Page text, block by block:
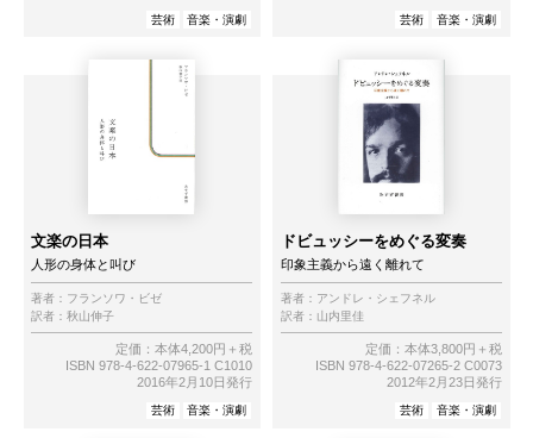
芸術 音楽・演劇 芸術 音楽・演劇
文楽の日本
人形の身体と叫び
著者： フランソワ・ビゼ
訳者： 秋山伸子
定価：本体4,200円＋税
ISBN 978-4-622-07965-1 C1010
2016年2月10日発行
芸術 音楽・演劇
ドビュッシーをめぐる変奏
印象主義から遠く離れて
著者： アンドレ・シェフネル
訳者： 山内里佳
定価：本体3,800円＋税
ISBN 978-4-622-07265-2 C0073
2012年2月23日発行
芸術 音楽・演劇